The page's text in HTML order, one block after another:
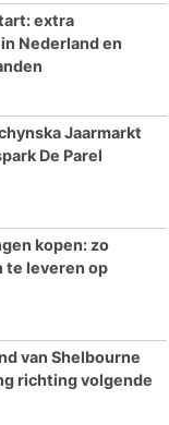
extra
Nederland en
Jaarmarkt
De Parel
kopen: zo
te leveren op
van Shelbourne
richting volgende